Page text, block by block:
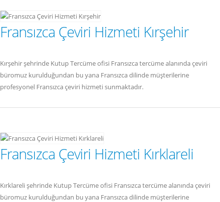
Fransızca Çeviri Hizmeti Kırşehir
Kırşehir şehrinde Kutup Tercüme ofisi Fransızca tercüme alanında çeviri
büromuz kurulduğundan bu yana Fransızca dilinde müşterilerine
profesyonel Fransızca çeviri hizmeti sunmaktadır.
Fransızca Çeviri Hizmeti Kırklareli
Kırklareli şehrinde Kutup Tercüme ofisi Fransızca tercüme alanında çeviri
büromuz kurulduğundan bu yana Fransızca dilinde müşterilerine